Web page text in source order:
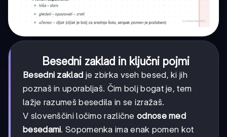
Besedni zaklad in ključni pojmi
Besedni zaklad je zbirka vseh besed, ki jih
poznaš in uporabljaš. Čim bolj bogat je, tem
lažje razumeš besedila in se izražaš.
V slovenščini ločimo različne odnose med
besedami. Sopomenka ima enak pomen kot